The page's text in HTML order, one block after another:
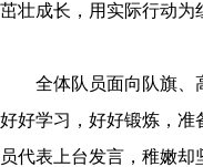
茁壮成长，用实际行动为
全体队员面向队旗、高
好好学习，好好锻炼，准
员代表上台发言，稚嫩